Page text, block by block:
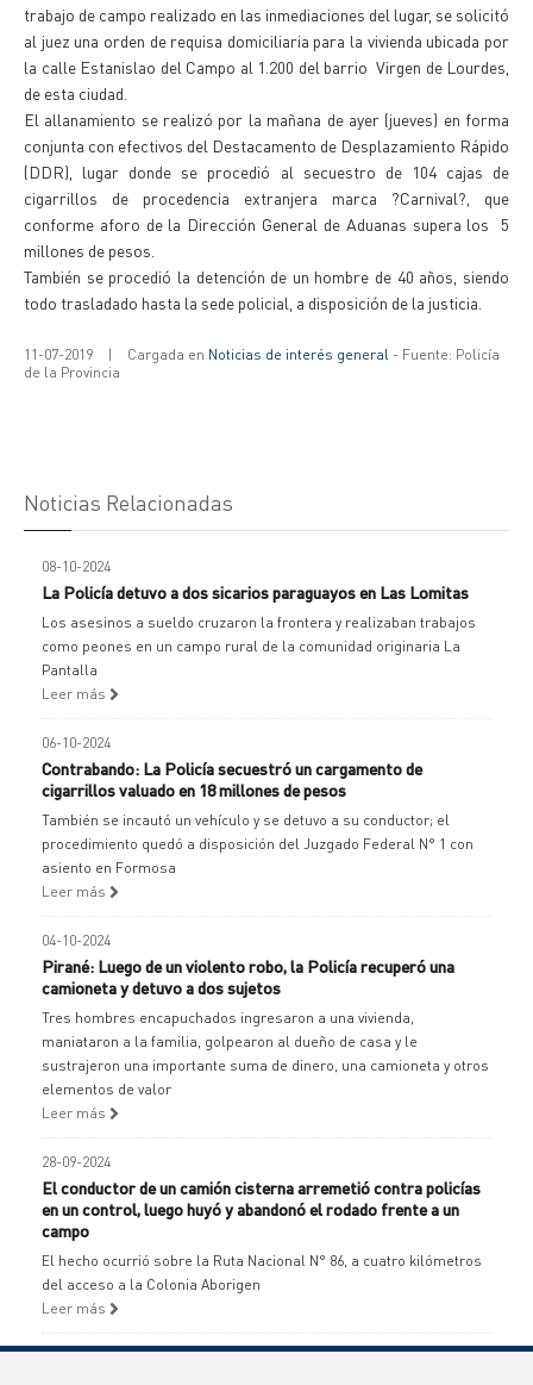
trabajo de campo realizado en las inmediaciones del lugar, se solicitó
al juez una orden de requisa domiciliaria para la vivienda ubicada por
la calle Estanislao del Campo al 1.200 del barrio Virgen de Lourdes,
de esta ciudad.
El allanamiento se realizó por la mañana de ayer (jueves) en forma
conjunta con efectivos del Destacamento de Desplazamiento Rápido
(DDR), lugar donde se procedió al secuestro de 104 cajas de
cigarrillos de procedencia extranjera marca ?Carnival?, que
conforme aforo de la Dirección General de Aduanas supera los 5
millones de pesos.
También se procedió la detención de un hombre de 40 años, siendo
todo trasladado hasta la sede policial, a disposición de la justicia.
11-07-2019 | Cargada en Noticias de interés general - Fuente: Policía
de la Provincia
Noticias Relacionadas
08-10-2024
La Policía detuvo a dos sicarios paraguayos en Las Lomitas
Los asesinos a sueldo cruzaron la frontera y realizaban trabajos
como peones en un campo rural de la comunidad originaria La
Pantalla
Leer más
06-10-2024
Contrabando: La Policía secuestró un cargamento de
cigarrillos valuado en 18 millones de pesos
También se incautó un vehículo y se detuvo a su conductor; el
procedimiento quedó a disposición del Juzgado Federal N° 1 con
asiento en Formosa
Leer más
04-10-2024
Pirané: Luego de un violento robo, la Policía recuperó una
camioneta y detuvo a dos sujetos
Tres hombres encapuchados ingresaron a una vivienda,
maniataron a la familia, golpearon al dueño de casa y le
sustrajeron una importante suma de dinero, una camioneta y otros
elementos de valor
Leer más
28-09-2024
El conductor de un camión cisterna arremetió contra policías
en un control, luego huyó y abandonó el rodado frente a un
campo
El hecho ocurrió sobre la Ruta Nacional N° 86, a cuatro kilómetros
del acceso a la Colonia Aborigen
Leer más